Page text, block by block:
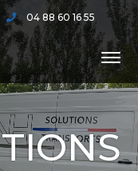
04 88 60 16 55